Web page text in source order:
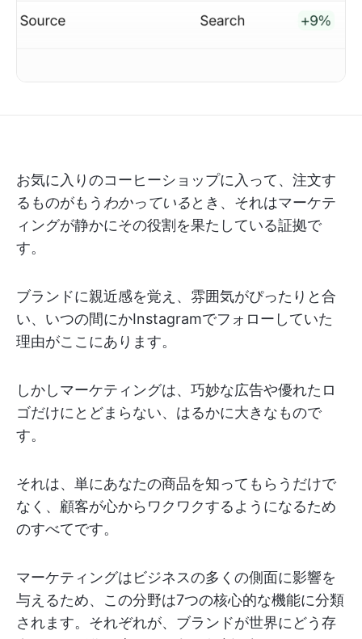
お気に入りのコーヒーショップに入って、注文す
るものがもう わかっているとき、それはマーケテ
ィングが静かにその役割を果たしている証拠で
す。
ブランドに親近感を覚え、雰囲気がぴったりと合
い、いつの間にかInstagramでフォローしていた
理由がここにあります。
しかしマーケティングは、巧妙な広告や優れたロ
ゴだけにとどまらない、はるかに大きなもので
す。
それは、単にあなたの商品を知ってもらうだけで
なく、顧客が心からワクワクするようになるため
のすべてです。
マーケティングはビジネスの多くの側面に影響を
与えるため、この分野は7つの核心的な機能に分類
されます。それぞれが、ブランドが世界にどう存